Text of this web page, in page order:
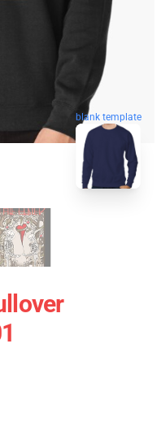
blank template